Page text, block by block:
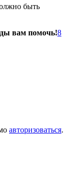
быть
вам помочь!8
авторизоваться.